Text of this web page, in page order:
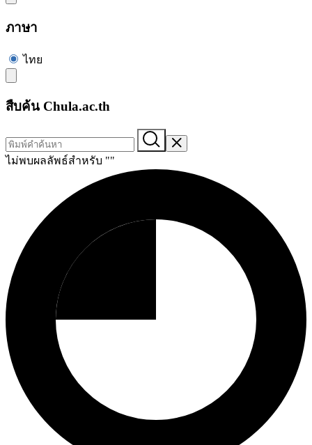
ภาษา
ไทย
สืบค้น Chula.ac.th
ไม่พบผลลัพธ์สำหรับ ""